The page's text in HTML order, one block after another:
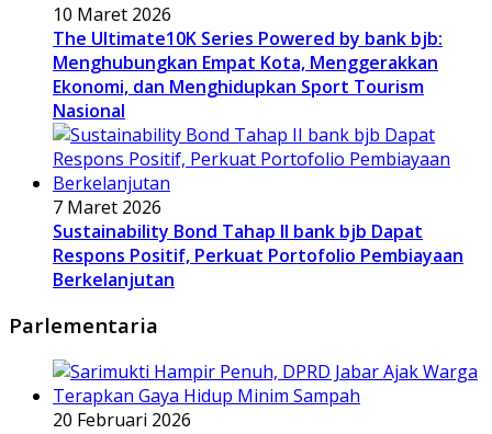
10 Maret 2026
The Ultimate10K Series Powered by bank bjb:
Menghubungkan Empat Kota, Menggerakkan
Ekonomi, dan Menghidupkan Sport Tourism
Nasional
7 Maret 2026
Sustainability Bond Tahap II bank bjb Dapat
Respons Positif, Perkuat Portofolio Pembiayaan
Berkelanjutan
Parlementaria
20 Februari 2026